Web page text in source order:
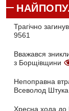
Трагічно
9561
Вважався
з Борщівщини
Непоправна
Всеволод Штука
Хресна хода до